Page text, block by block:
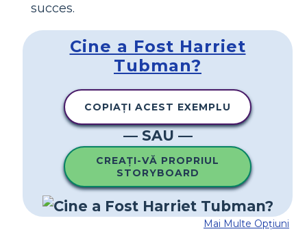
succes.
Cine a Fost Harriet
Tubman?
COPIAȚI ACEST EXEMPLU
— SAU —
CREAȚI-VĂ PROPRIUL
STORYBOARD
Mai Multe Opțiuni